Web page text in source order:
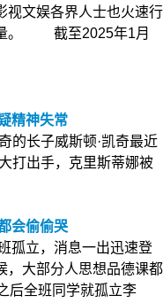
视文娱各界人士也火速行
量。 截至2025年1月
精神失常
长子威斯顿·凯奇最近
打出手，克里斯蒂娜被
会偷偷哭
立，消息一出迅速登
，大部分人思想品德课都
后全班同学就孤立李